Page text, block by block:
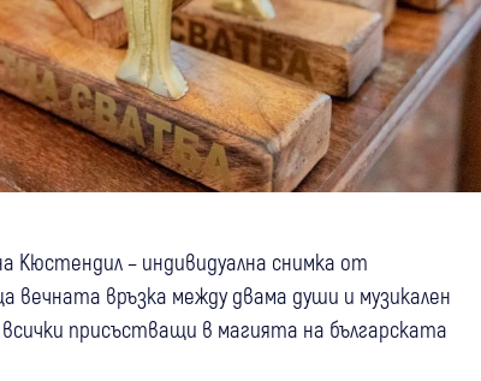
Кюстендил – индивидуална снимка от
връзка между двама души и музикален
присъстващи в магията на българската